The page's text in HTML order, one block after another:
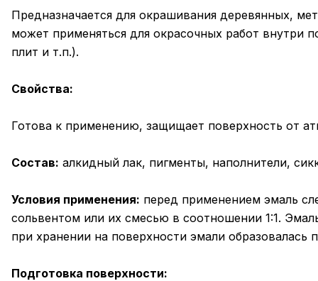
Предназначается для окрашивания деревянных,
может применяться для окрасочных работ
плит и т.п.).
Свойства:
Готова к применению, защищает поверхность от
Состав: алкидный лак, пигменты, наполнители,
Условия применения: перед применением эмаль
сольвентом или их смесью в соотношении 1:1.
при хранении на поверхности эмали образовалась
Подготовка поверхности: